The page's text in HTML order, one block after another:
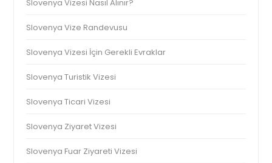
Slovenya Vizesi Nasıl Alınır?
Slovenya Vize Randevusu
Slovenya Vizesi İçin Gerekli Evraklar
Slovenya Turistik Vizesi
Slovenya Ticari Vizesi
Slovenya Ziyaret Vizesi
Slovenya Fuar Ziyareti Vizesi